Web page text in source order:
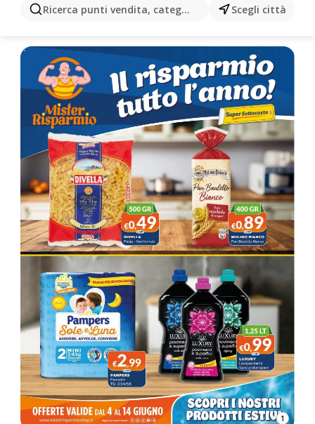
Ricerca punti vendita, categorie, prodotti...Scegli città
1